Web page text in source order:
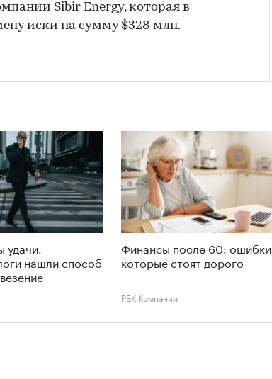
Sibir Energy, которая в
иски на сумму $328 млн.
нашли способ
Финансы после 60: ошибки,
которые стоят дорого
РБК Компании